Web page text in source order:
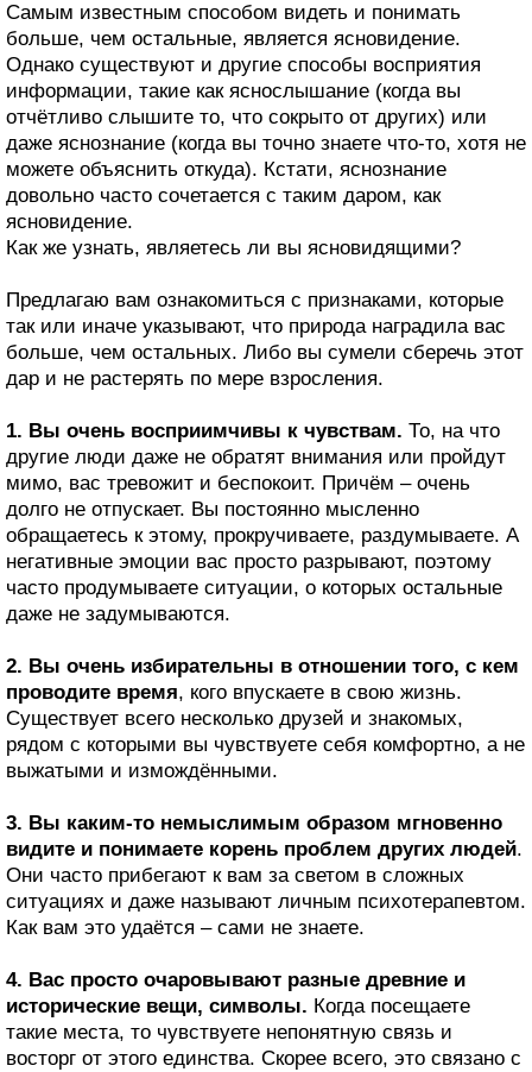
Самым известным способом видеть и понимать
больше, чем остальные, является ясновидение.
Однако существуют и другие способы восприятия
информации, такие как яснослышание (когда вы
отчётливо слышите то, что сокрыто от других) или
даже яснознание (когда вы точно знаете что-то, хотя не
можете объяснить откуда). Кстати, яснознание
довольно часто сочетается с таким даром, как
ясновидение.
Как же узнать, являетесь ли вы ясновидящими?
Предлагаю вам ознакомиться с признаками, которые
так или иначе указывают, что природа наградила вас
больше, чем остальных. Либо вы сумели сберечь этот
дар и не растерять по мере взросления.
1. Вы очень восприимчивы к чувствам. То, на что
другие люди даже не обратят внимания или пройдут
мимо, вас тревожит и беспокоит. Причём – очень
долго не отпускает. Вы постоянно мысленно
обращаетесь к этому, прокручиваете, раздумываете. А
негативные эмоции вас просто разрывают, поэтому
часто продумываете ситуации, о которых остальные
даже не задумываются.
2. Вы очень избирательны в отношении того, с кем
проводите время, кого впускаете в свою жизнь.
Существует всего несколько друзей и знакомых,
рядом с которыми вы чувствуете себя комфортно, а не
выжатыми и измождёнными.
3. Вы каким-то немыслимым образом мгновенно
видите и понимаете корень проблем других людей.
Они часто прибегают к вам за светом в сложных
ситуациях и даже называют личным психотерапевтом.
Как вам это удаётся – сами не знаете.
4. Вас просто очаровывают разные древние и
исторические вещи, символы. Когда посещаете
такие места, то чувствуете непонятную связь и
восторг от этого единства. Скорее всего, это связано с